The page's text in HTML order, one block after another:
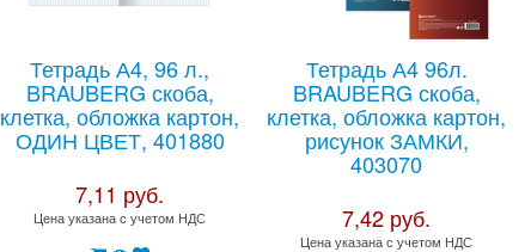
Тетрадь А4, 96 л.,
BRAUBERG скоба,
клетка, обложка картон,
ОДИН ЦВЕТ, 401880
7,11 руб.
Цена указана с учетом НДС
Тетрадь А4 96л.
BRAUBERG скоба,
клетка, обложка картон,
рисунок ЗАМКИ,
403070
7,42 руб.
Цена указана с учетом НДС